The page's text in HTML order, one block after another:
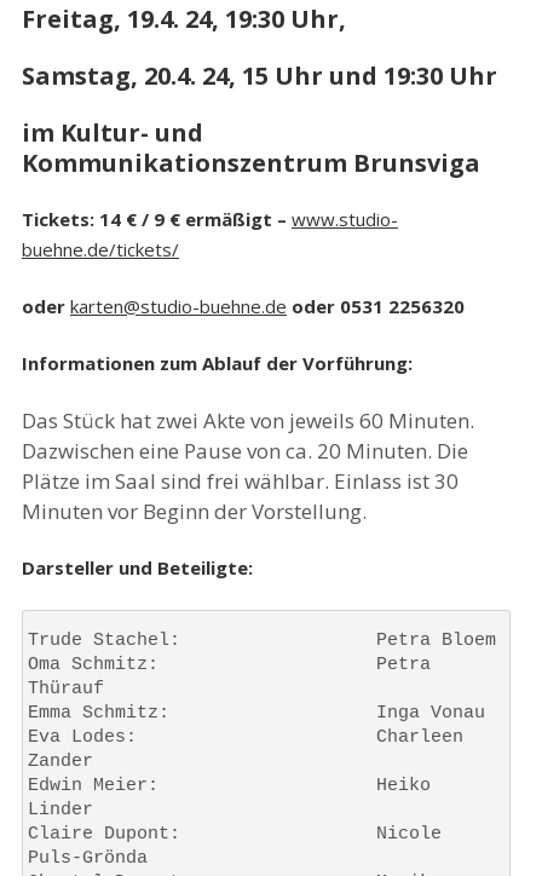
Freitag, 19.4. 24, 19:30 Uhr,
Samstag, 20.4. 24, 15 Uhr und 19:30 Uhr
im Kultur- und
Kommunikationszentrum Brunsviga
Tickets: 14 € / 9 € ermäßigt – www.studio-
buehne.de/tickets/
oder karten@studio-buehne.de oder 0531 2256320
Informationen zum Ablauf der Vorführung:
Das Stück hat zwei Akte von jeweils 60 Minuten.
Dazwischen eine Pause von ca. 20 Minuten. Die
Plätze im Saal sind frei wählbar. Einlass ist 30
Minuten vor Beginn der Vorstellung.
Darsteller und Beteiligte:
Trude Stachel: 			Petra Bloem
Oma Schmitz: 			Petra
Thürauf
Emma Schmitz: 			Inga Vonau
Eva Lodes: 			Charleen
Zander
Edwin Meier: 			Heiko
Linder
Claire Dupont: 			Nicole
Puls-Grönda